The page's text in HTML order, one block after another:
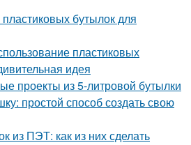
бутылок для
пластиковых
идея
проекты из 5-литровой бутылки
простой способ создать свою
из ПЭТ: как из них сделать